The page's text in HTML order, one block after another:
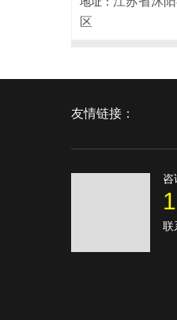
区
友情链接：
咨
联